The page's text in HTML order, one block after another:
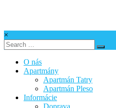
Apartmán
×
O nás
Apartmány
Apartmán Tatry
Apartmán Pleso
Informácie
Doprava